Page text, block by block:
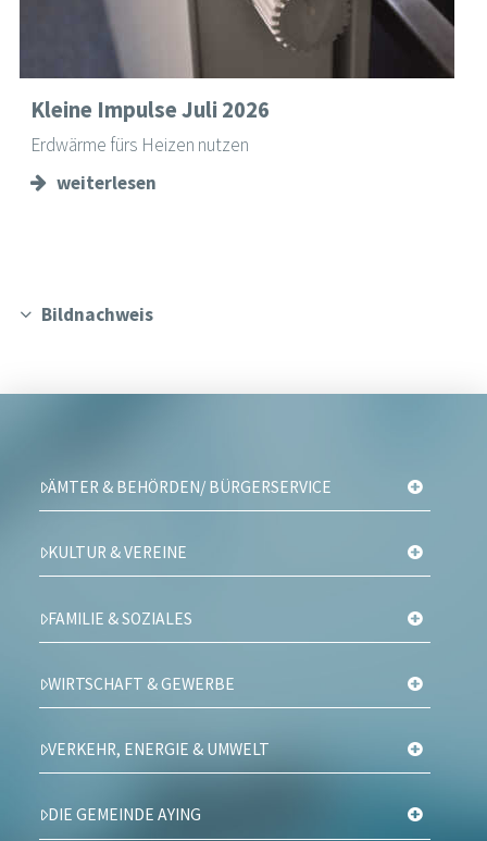
Kleine Impulse Juli 2026
Erdwärme fürs Heizen nutzen
weiterlesen
Bildnachweis
ÄMTER & BEHÖRDEN/ BÜRGERSERVICE
KULTUR & VEREINE
FAMILIE & SOZIALES
WIRTSCHAFT & GEWERBE
VERKEHR, ENERGIE & UMWELT
DIE GEMEINDE AYING